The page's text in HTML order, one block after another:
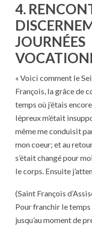
4.
JOURNÉES
« Voici comment le
François, la grâce de
temps où j’étais
lépreux m’était
même me conduisit
mon coeur; et au
s’était changé pour
le corps. Ensuite
(Saint François
Pour franchir le
jusqu’au moment de